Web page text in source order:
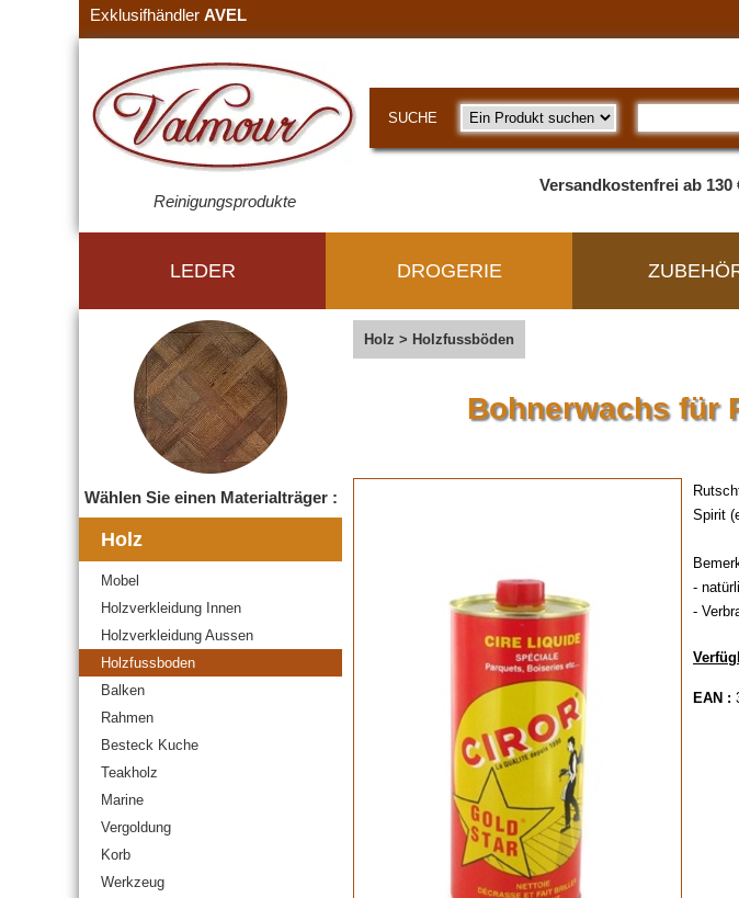
Exklusifhändler AVEL
Reinigungsprodukte
SUCHE
Versandkostenfrei ab 130
LEDER DROGERIE
Wählen Sie einen Materialträger :
Holz
Mobel
Holzverkleidung Innen
Holzverkleidung Aussen
Holzfussboden
Balken
Rahmen
Besteck Kuche
Teakholz
Marine
Vergoldung
Korb
Werkzeug
Holz > Holzfussböden
Bohnerwachs für
Spirit
-
-
EAN :